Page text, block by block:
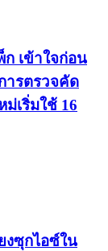
เข้าใจก่อน
ารตรวจคัด
เริ่มใช้ 16
งซุกไอซ์ใน